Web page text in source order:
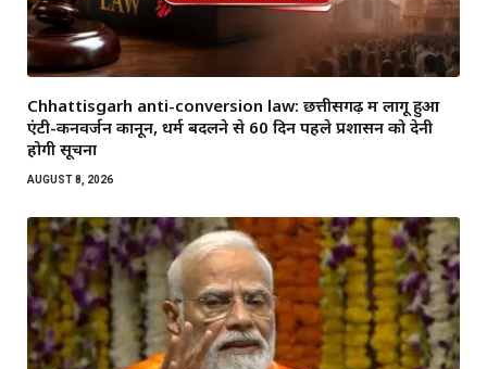
Chhattisgarh anti-conversion law: छत्तीसगढ़ में लागू हुआ
एंटी-कनवर्जन कानून, धर्म बदलने से 60 दिन पहले प्रशासन को देनी
होगी सूचना
AUGUST 8, 2026